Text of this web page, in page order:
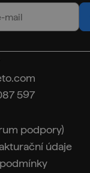
597
podpory)
údaje